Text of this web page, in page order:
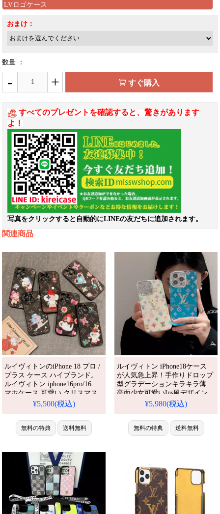
おまけ：
数量 ：
- + すぐ購入
すべてのプレゼントを確認すると、驚きがあります
よ！
写真をクリックすると自動的にLINEの友だちに追加されます。
関連商品
ルイヴィトンのiPhone 18 プロ /
プラス ケース ハイブランド。
ルイヴィトン iphone16pro/16ス
マホケース 可愛い クリスマス
キャラクター LV アイフォーン
ス モノグラム レザー 全面保護
ブランド iphoneカバー コピー
激安。芸能人も愛用する人気ア
でかわいい。おしゃれでシンプ
ル、しかも格安。流行りのデザ
¥5,500(税込)
無料の特典 送料無料
ルイヴィトン iPhone18ケース
が人気急上昇！手作りドロップ
型グラデーションキラキラ薄型
亮面少女可愛いIns風デザイン、
iPhone16/15全機種対応。芸能人
ョンキラキラスタイル、耐衝撃
＆防水機能で実用性抜群。格安
価格でiPhone17pro/16promaxケ
¥5,980(税込)
無料の特典 送料無料